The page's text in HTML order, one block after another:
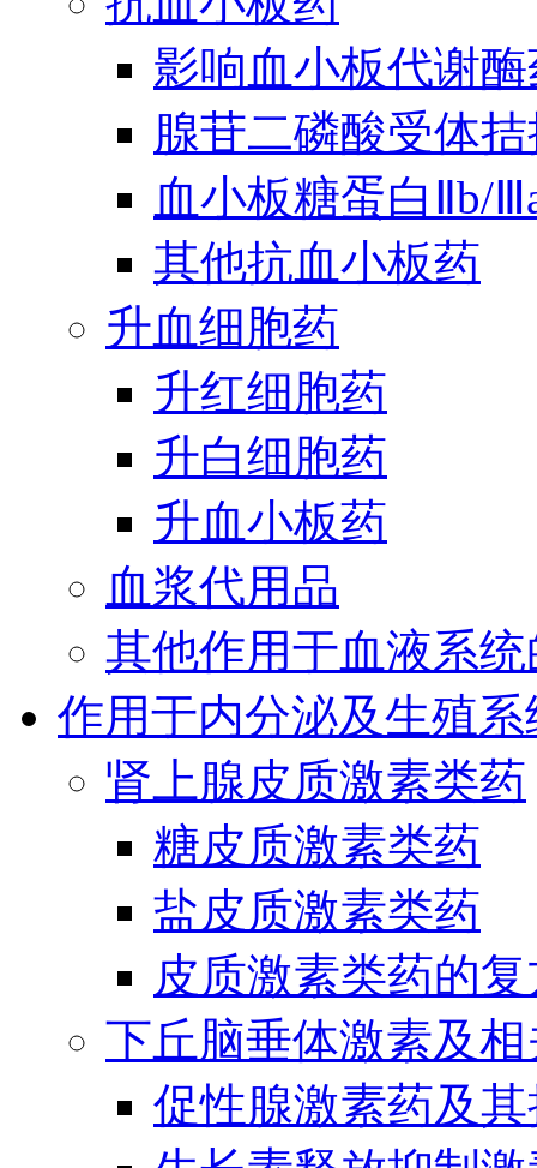
影响血小板代谢
腺苷二磷酸受体
血小板糖蛋白Ⅱb/
其他抗血小板药
升血细胞药
升红细胞药
升白细胞药
升血小板药
血浆代用品
其他作用于血液系
作用于内分泌及生殖
肾上腺皮质激素类药
糖皮质激素类药
盐皮质激素类药
皮质激素类药的
下丘脑垂体激素及
促性腺激素药及